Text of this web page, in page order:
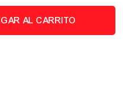
AL CARRITO